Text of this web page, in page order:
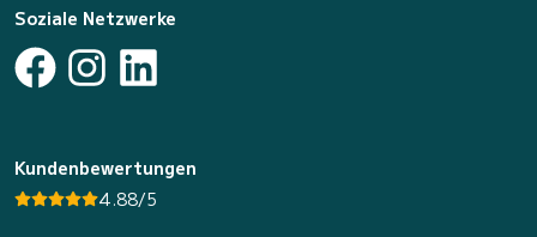
Soziale Netzwerke
Kundenbewertungen
4.88/5